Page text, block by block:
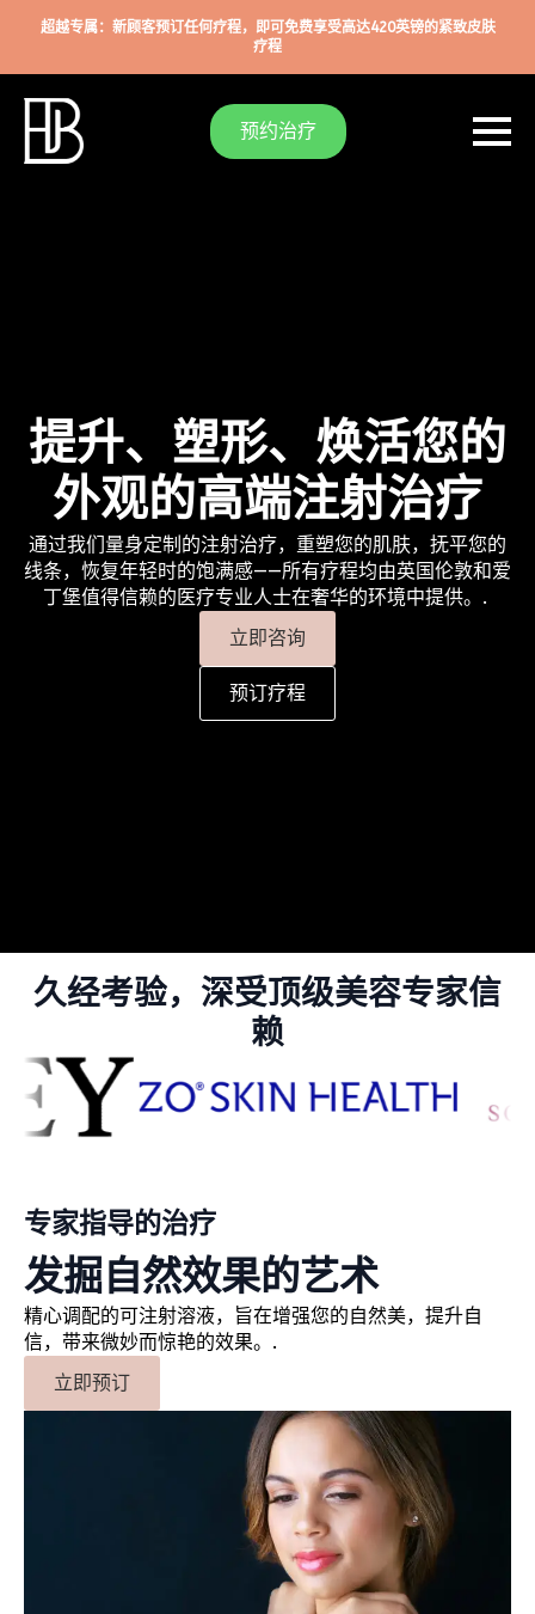
超越专属：新顾客预订任何疗程，即可免费享受高达420英镑的紧致皮肤
疗程
预约治疗
提升、塑形、焕活您的
外观的高端注射治疗
通过我们量身定制的注射治疗，重塑您的肌肤，抚平您的
线条，恢复年轻时的饱满感——所有疗程均由英国伦敦和爱
丁堡值得信赖的医疗专业人士在奢华的环境中提供。.
立即咨询
预订疗程
久经考验，深受顶级美容专家信
赖
专家指导的治疗
发掘自然效果的艺术
精心调配的可注射溶液，旨在增强您的自然美，提升自
信，带来微妙而惊艳的效果。.
立即预订